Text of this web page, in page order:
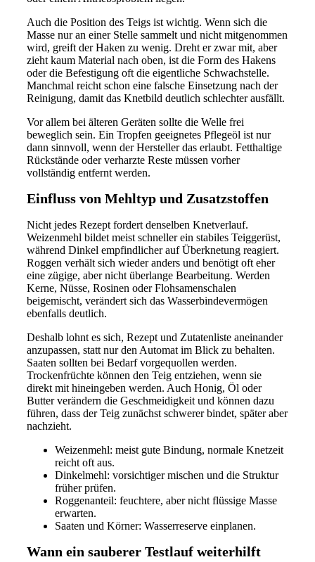
Auch die Position des Teigs ist wichtig. Wenn sich die
Masse nur an einer Stelle sammelt und nicht mitgenommen
wird, greift der Haken zu wenig. Dreht er zwar mit, aber
zieht kaum Material nach oben, ist die Form des Hakens
oder die Befestigung oft die eigentliche Schwachstelle.
Manchmal reicht schon eine falsche Einsetzung nach der
Reinigung, damit das Knetbild deutlich schlechter ausfällt.
Vor allem bei älteren Geräten sollte die Welle frei
beweglich sein. Ein Tropfen geeignetes Pflegeöl ist nur
dann sinnvoll, wenn der Hersteller das erlaubt. Fetthaltige
Rückstände oder verharzte Reste müssen vorher
vollständig entfernt werden.
Einfluss von Mehltyp und Zusatzstoffen
Nicht jedes Rezept fordert denselben Knetverlauf.
Weizenmehl bildet meist schneller ein stabiles Teiggerüst,
während Dinkel empfindlicher auf Überknetung reagiert.
Roggen verhält sich wieder anders und benötigt oft eher
eine zügige, aber nicht überlange Bearbeitung. Werden
Kerne, Nüsse, Rosinen oder Flohsamenschalen
beigemischt, verändert sich das Wasserbindevermögen
ebenfalls deutlich.
Deshalb lohnt es sich, Rezept und Zutatenliste aneinander
anzupassen, statt nur den Automat im Blick zu behalten.
Saaten sollten bei Bedarf vorgequollen werden.
Trockenfrüchte können den Teig entziehen, wenn sie
direkt mit hineingeben werden. Auch Honig, Öl oder
Butter verändern die Geschmeidigkeit und können dazu
führen, dass der Teig zunächst schwerer bindet, später aber
nachzieht.
Weizenmehl: meist gute Bindung, normale Knetzeit
reicht oft aus.
Dinkelmehl: vorsichtiger mischen und die Struktur
früher prüfen.
Roggenanteil: feuchtere, aber nicht flüssige Masse
erwarten.
Saaten und Körner: Wasserreserve einplanen.
Wann ein sauberer Testlauf weiterhilft